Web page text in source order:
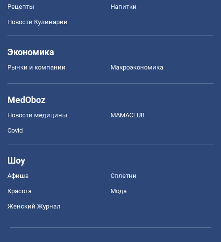
Рецепты Напитки
Новости Кулинарии
Экономика
Рынки и компании Mакроэкономика
MedOboz
Новости медицины MAMACLUB
Covid
Шоу
Афиша Сплетни
Красота Мода
Женский Журнал